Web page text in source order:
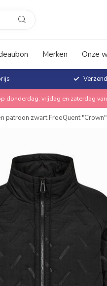
Merken Onze
donderdag, vrijdag en zaterdag
patroon zwart FreeQuent "Crown"